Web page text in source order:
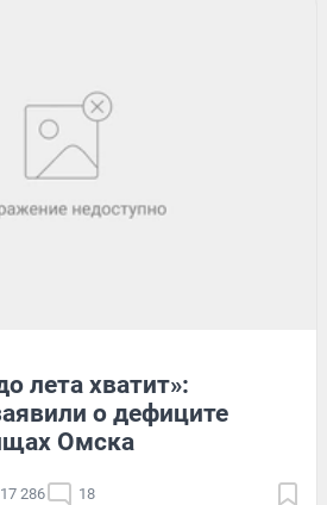
лета хватит»:
о дефиците
Омска
17 286 18